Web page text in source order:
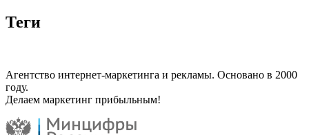
Теги
Агентство интернет-маркетинга и рекламы. Основано в 2000
году.
Делаем маркетинг прибыльным!